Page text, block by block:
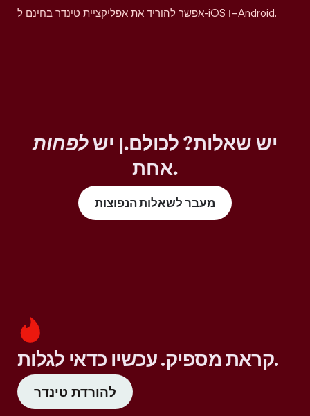
אפשר להוריד את אפליקציית טינדר בחינם ל-iOS ו–Android.
יש שאלות? לכולם.ן ישלפחות
אחת.
מעבר לשאלות הנפוצות
קראת מספיק. עכשיו כדאי לגלות.
להורדת טינדר